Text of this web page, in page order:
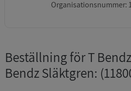
Organisationsnummer:
Beställning för T
Bendz Släktgren: